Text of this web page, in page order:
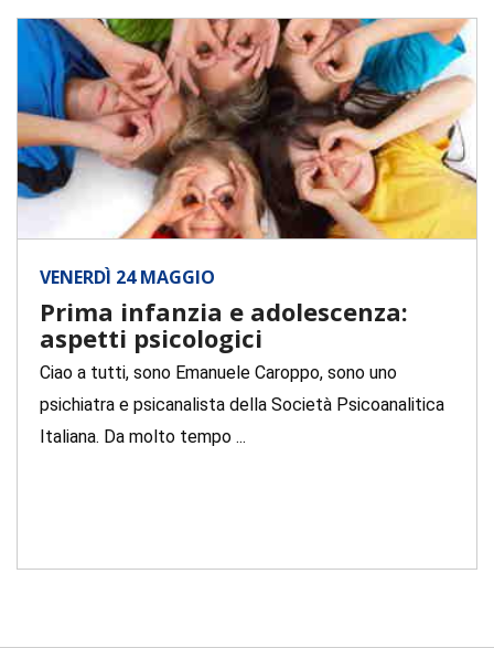
VENERDÌ 24 MAGGIO
Prima infanzia e adolescenza:
aspetti psicologici
Ciao a tutti, sono Emanuele Caroppo, sono uno
psichiatra e psicanalista della Società Psicoanalitica
Italiana. Da molto tempo ...